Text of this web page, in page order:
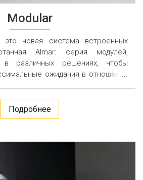
Modular
новая система встроенных
Almar: серия модулей,
в различных решениях, чтобы
ожидания в отношении
Подробнее